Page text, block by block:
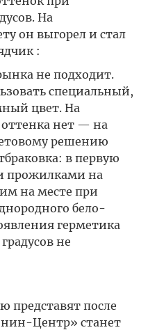
На
он выгорел и стал
:
не подходит.
специальный,
цвет. На
нет — на
решению
в первую
прожилками на
на месте при
бело-
герметика
не
представят после
Центр» станет